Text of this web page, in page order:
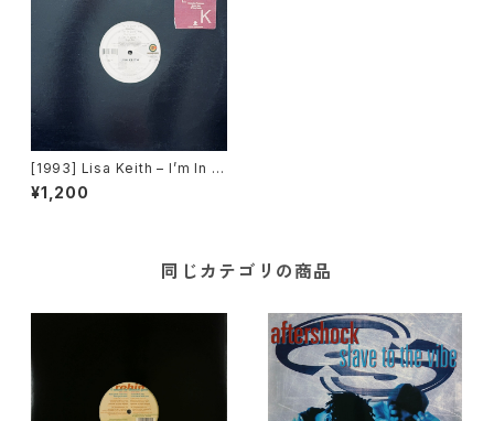
[1993] Lisa Keith – I’m In L
ove [Perspective Record
s]
¥1,200
同じカテゴリの商品